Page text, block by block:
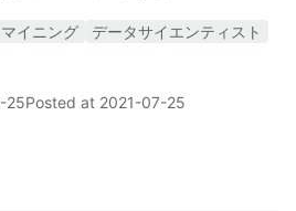
イニング
データサイエンティスト
25Posted at 2021-07-25